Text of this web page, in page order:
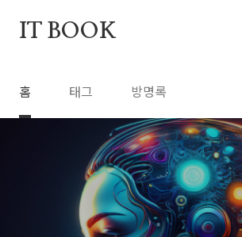
IT BOOK
홈 태그 방명록